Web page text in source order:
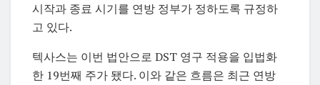
시작과 종료 시기를 연방 정부가 정하도록 규정하
고 있다.
텍사스는 이번 법안으로 DST 영구 적용을 입법화
한 19번째 주가 됐다. 이와 같은 흐름은 최근 연방